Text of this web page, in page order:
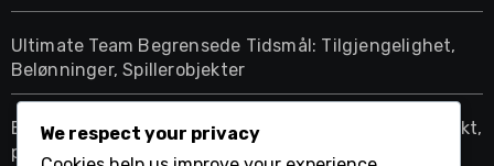
Ultimate Team Begrensede Tidsmål: Tilgjengelighet,
Belønninger, Spillerobjekter
EA SPORTS FC 24 Butikkode tilgjengelighet: Tidspunkt,
plattformer, tilbud
We respect your privacy